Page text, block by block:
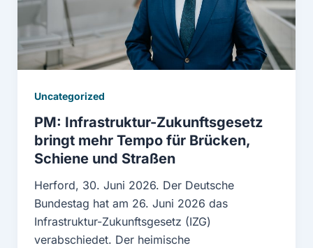
Uncategorized
PM: Infrastruktur-Zukunftsgesetz
bringt mehr Tempo für Brücken,
Schiene und Straßen
Herford, 30. Juni 2026. Der Deutsche
Bundestag hat am 26. Juni 2026 das
Infrastruktur-Zukunftsgesetz (IZG)
verabschiedet. Der heimische